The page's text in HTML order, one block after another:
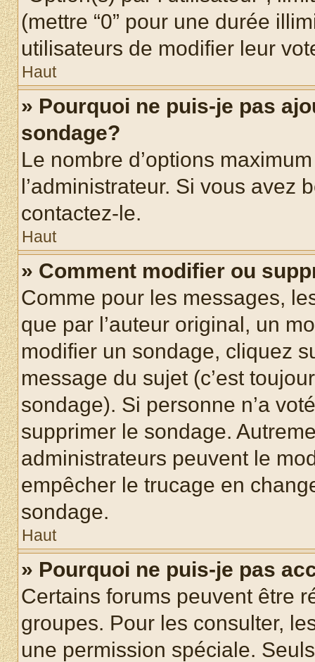
(mettre “0” pour une durée
utilisateurs de modifier leur
Haut
» Pourquoi ne puis-je pas
sondage?
Le nombre d’options
l’administrateur. Si vous avez
contactez-le.
Haut
» Comment modifier ou
Comme pour les messages,
que par l’auteur original, un
modifier un sondage, cliquez
message du sujet (c’est
sondage). Si personne n’a
supprimer le sondage.
administrateurs peuvent le
empêcher le trucage en
sondage.
Haut
» Pourquoi ne puis-je pas
Certains forums peuvent être
groupes. Pour les consulter,
une permission spéciale.